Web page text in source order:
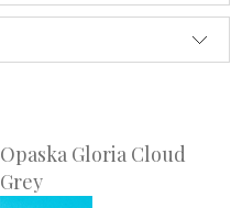
Opaska Gloria Cloud
Grey